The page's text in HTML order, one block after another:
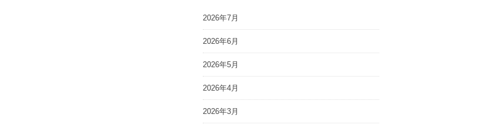
2026年7月
2026年6月
2026年5月
2026年4月
2026年3月